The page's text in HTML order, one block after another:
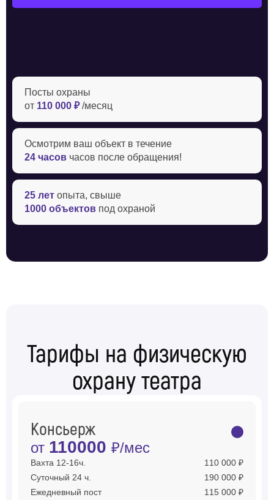
Посты охраны
от 110 000 ₽/месяц
Осмотрим ваш объект в течение ‍
24 часов часов после обращения!
25 лет опыта, свыше
1000 объектов под охраной
Тарифы на физическую
охрану театра
Консьерж
от 110000 ₽/мес
Вахта 12-16ч.
110 000 ₽
Суточный 24 ч.
190 000 ₽
Ежедневный пост
115 000 ₽